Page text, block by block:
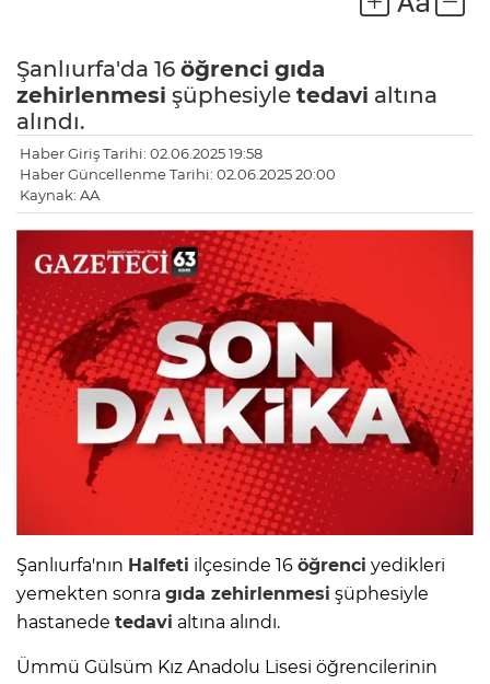
Şanlıurfa'da 16 öğrenci gıda
zehirlenmesi şüphesiyle tedavi altına
alındı.
Haber Giriş Tarihi: 02.06.2025 19:58
Haber Güncellenme Tarihi: 02.06.2025 20:00
Kaynak: AA
Şanlıurfa'nın Halfeti ilçesinde 16 öğrenci yedikleri
yemekten sonra gıda zehirlenmesi şüphesiyle
hastanede tedavi altına alındı.
Ümmü Gülsüm Kız Anadolu Lisesi öğrencilerinin